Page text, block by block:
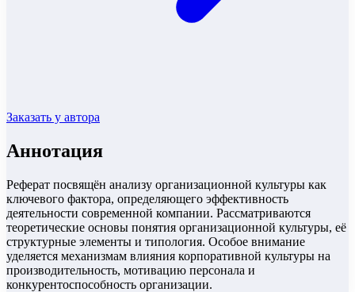
Заказать у автора
Аннотация
Реферат посвящён анализу организационной культуры как
ключевого фактора, определяющего эффективность
деятельности современной компании. Рассматриваются
теоретические основы понятия организационной культуры, её
структурные элементы и типология. Особое внимание
уделяется механизмам влияния корпоративной культуры на
производительность, мотивацию персонала и
конкурентоспособность организации.